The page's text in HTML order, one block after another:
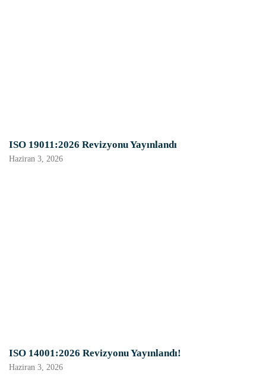
ISO 19011:2026 Revizyonu Yayınlandı
Haziran 3, 2026
ISO 14001:2026 Revizyonu Yayınlandı!
Haziran 3, 2026